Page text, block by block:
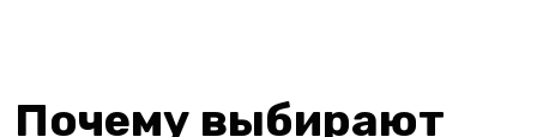
Почему выбирают